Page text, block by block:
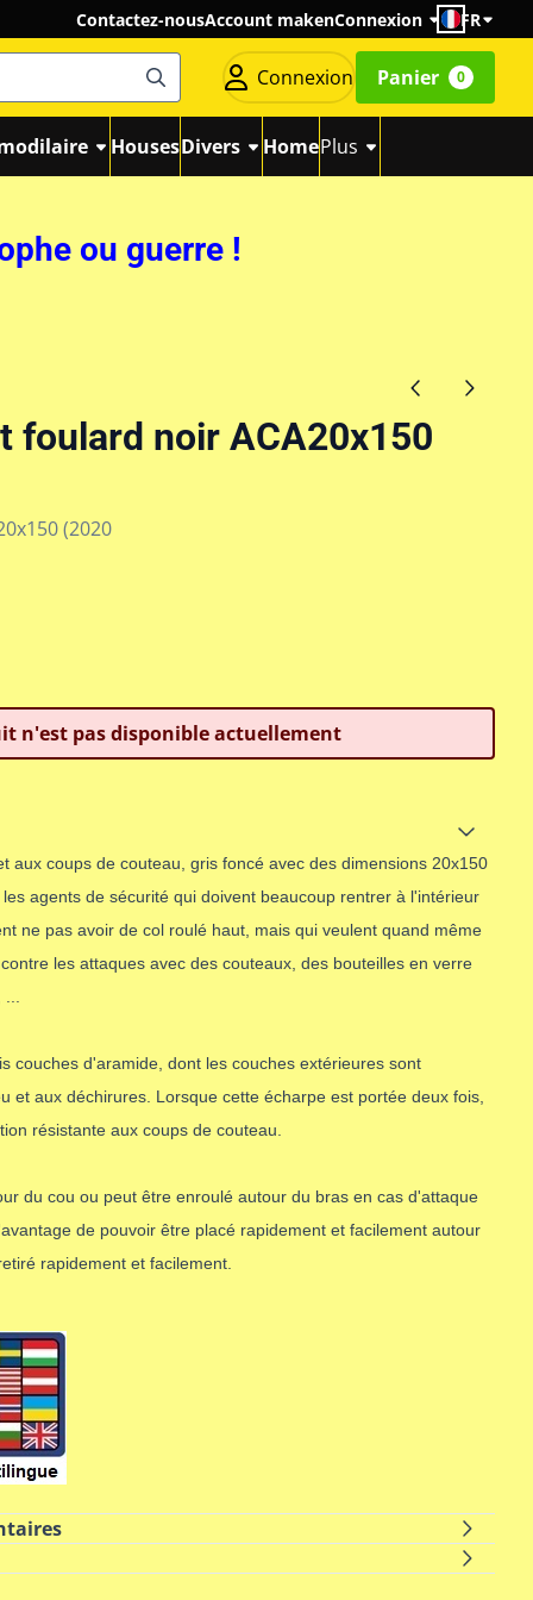
Contactez-nousAccount makenConnexion FR
Connexion Panier 0
HousesDivers HomePlus
ou guerre !
foulard noir ACA20x150
(2020
n'est pas disponible actuellement
aux coups de couteau, gris foncé avec des dimensions 20x150
agents de sécurité qui doivent beaucoup rentrer à l'intérieur
ne pas avoir de col roulé haut, mais qui veulent quand même
les attaques avec des couteaux, des bouteilles en verre
couches d'aramide, dont les couches extérieures sont
et aux déchirures. Lorsque cette écharpe est portée deux fois,
résistante aux coups de couteau.
du cou ou peut être enroulé autour du bras en cas d'attaque
de pouvoir être placé rapidement et facilement autour
rapidement et facilement.